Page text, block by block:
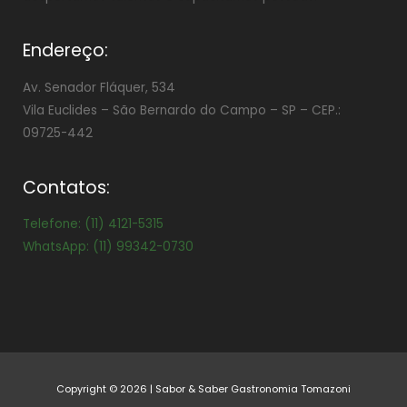
Endereço:
Av. Senador Fláquer, 534
Vila Euclides – São Bernardo do Campo – SP – CEP.:
09725-442
Contatos:
Telefone: (11) 4121-5315
WhatsApp: (11) 99342-0730
Copyright © 2026 | Sabor & Saber Gastronomia Tomazoni